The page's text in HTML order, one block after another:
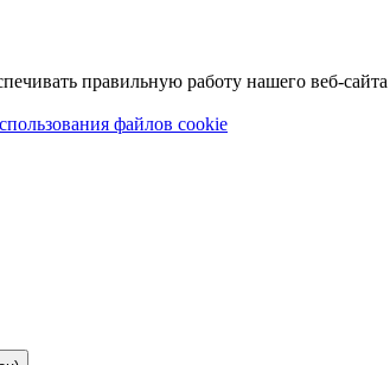
правильную работу нашего веб-сайта
файлов cookie